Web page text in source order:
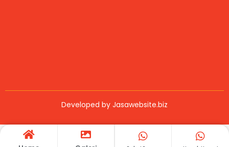
Developed by Jasawebsite.biz